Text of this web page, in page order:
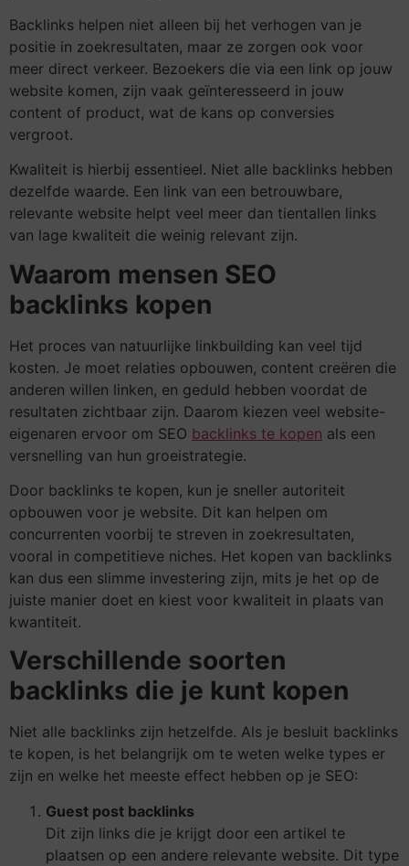
Backlinks helpen niet alleen bij het verhogen van je
positie in zoekresultaten, maar ze zorgen ook voor
meer direct verkeer. Bezoekers die via een link op jouw
website komen, zijn vaak geïnteresseerd in jouw
content of product, wat de kans op conversies
vergroot.
Kwaliteit is hierbij essentieel. Niet alle backlinks hebben
dezelfde waarde. Een link van een betrouwbare,
relevante website helpt veel meer dan tientallen links
van lage kwaliteit die weinig relevant zijn.
Waarom mensen SEO
backlinks kopen
Het proces van natuurlijke linkbuilding kan veel tijd
kosten. Je moet relaties opbouwen, content creëren die
anderen willen linken, en geduld hebben voordat de
resultaten zichtbaar zijn. Daarom kiezen veel website-
eigenaren ervoor om SEO backlinks te kopen als een
versnelling van hun groeistrategie.
Door backlinks te kopen, kun je sneller autoriteit
opbouwen voor je website. Dit kan helpen om
concurrenten voorbij te streven in zoekresultaten,
vooral in competitieve niches. Het kopen van backlinks
kan dus een slimme investering zijn, mits je het op de
juiste manier doet en kiest voor kwaliteit in plaats van
kwantiteit.
Verschillende soorten
backlinks die je kunt kopen
Niet alle backlinks zijn hetzelfde. Als je besluit backlinks
te kopen, is het belangrijk om te weten welke types er
zijn en welke het meeste effect hebben op je SEO:
Guest post backlinks
Dit zijn links die je krijgt door een artikel te
plaatsen op een andere relevante website. Dit type